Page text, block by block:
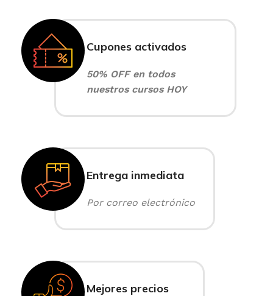
Cupones activados
50% OFF en todos
nuestros cursos HOY
Entrega inmediata
Por correo electrónico
Mejores precios